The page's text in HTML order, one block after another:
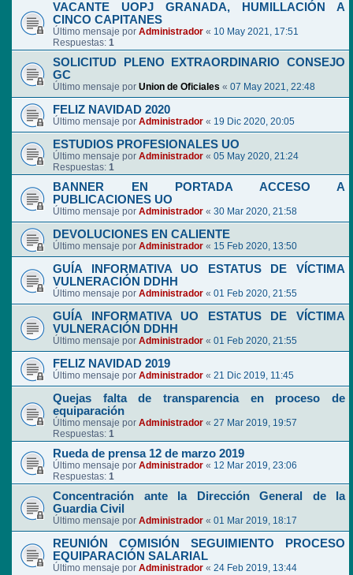
VACANTE UOPJ GRANADA, HUMILLACIÓN A
CINCO CAPITANES
Último mensaje por Administrador « 10 May 2021, 17:51
Respuestas: 1
SOLICITUD PLENO EXTRAORDINARIO CONSEJO
GC
Último mensaje por Union de Oficiales « 07 May 2021, 22:48
FELIZ NAVIDAD 2020
Último mensaje por Administrador « 19 Dic 2020, 20:05
ESTUDIOS PROFESIONALES UO
Último mensaje por Administrador « 05 May 2020, 21:24
Respuestas: 1
BANNER EN PORTADA ACCESO A
PUBLICACIONES UO
Último mensaje por Administrador « 30 Mar 2020, 21:58
DEVOLUCIONES EN CALIENTE
Último mensaje por Administrador « 15 Feb 2020, 13:50
GUÍA INFORMATIVA UO ESTATUS DE VÍCTIMA
VULNERACIÓN DDHH
Último mensaje por Administrador « 01 Feb 2020, 21:55
GUÍA INFORMATIVA UO ESTATUS DE VÍCTIMA
VULNERACIÓN DDHH
Último mensaje por Administrador « 01 Feb 2020, 21:55
FELIZ NAVIDAD 2019
Último mensaje por Administrador « 21 Dic 2019, 11:45
Quejas falta de transparencia en proceso de
equiparación
Último mensaje por Administrador « 27 Mar 2019, 19:57
Respuestas: 1
Rueda de prensa 12 de marzo 2019
Último mensaje por Administrador « 12 Mar 2019, 23:06
Respuestas: 1
Concentración ante la Dirección General de la
Guardia Civil
Último mensaje por Administrador « 01 Mar 2019, 18:17
REUNIÓN COMISIÓN SEGUIMIENTO PROCESO
EQUIPARACIÓN SALARIAL
Último mensaje por Administrador « 24 Feb 2019, 13:44